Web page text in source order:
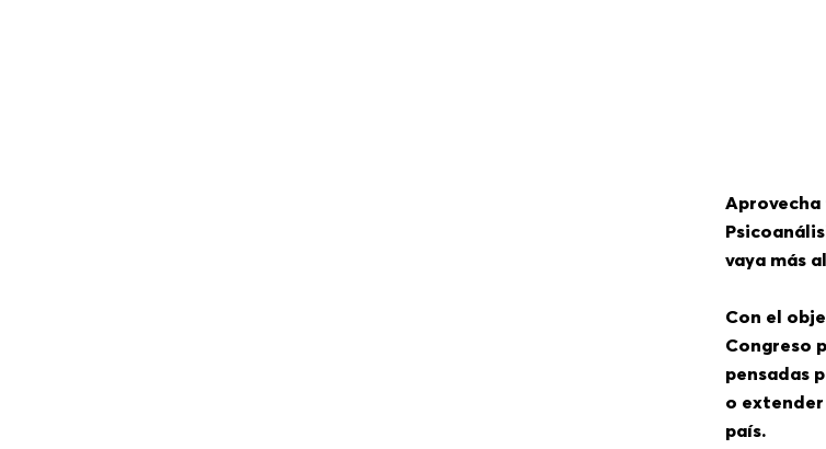
vaya más
Con el
Congreso
pensadas
o extender
país.